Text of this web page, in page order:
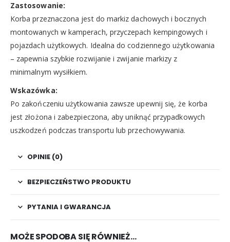
Zastosowanie:
Korba przeznaczona jest do markiz dachowych i bocznych
montowanych w kamperach, przyczepach kempingowych i
pojazdach użytkowych. Idealna do codziennego użytkowania
– zapewnia szybkie rozwijanie i zwijanie markizy z
minimalnym wysiłkiem.
Wskazówka:
Po zakończeniu użytkowania zawsze upewnij się, że korba
jest złożona i zabezpieczona, aby uniknąć przypadkowych
uszkodzeń podczas transportu lub przechowywania.
OPINIE (0)
BEZPIECZEŃSTWO PRODUKTU
PYTANIA I GWARANCJA
MOŻE SPODOBA SIĘ RÓWNIEŻ…